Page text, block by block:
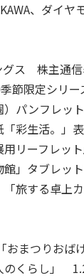
、ダ
グス 株主通
節限定シリ
）パンフレッ
彩生活。」
リーフレット
館」タブレッ
旅する卓上
まつりおば
のくらし」